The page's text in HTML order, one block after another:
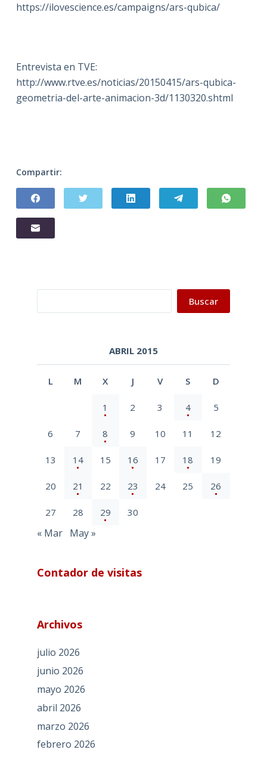
https://ilovescience.es/campaigns/ars-qubica/
Entrevista en TVE:
http://www.rtve.es/noticias/20150415/ars-qubica-
geometria-del-arte-animacion-3d/1130320.shtml
Compartir:
Buscar
ABRIL 2015
L M X J V S D
1 2 3 4 5
6 7 8 9 10 11 12
13 14 15 16 17 18 19
20 21 22 23 24 25 26
27 28 29 30
« Mar May »
Contador de visitas
Archivos
julio 2026
junio 2026
mayo 2026
abril 2026
marzo 2026
febrero 2026